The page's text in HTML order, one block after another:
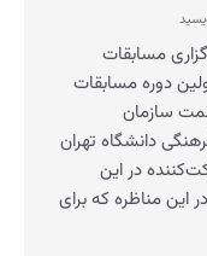
مسابقات
دوره مسابقات
سازمان
دانشگاه تهران
در این
این مناظره که برای